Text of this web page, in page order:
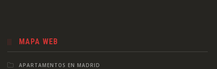
MAPA WEB
APARTAMENTOS EN MADRID